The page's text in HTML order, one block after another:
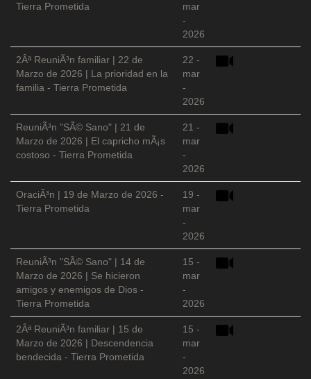
Tierra Prometida
mar
-
2026
2Âª ReuniÃ³n familiar | 22 de
Marzo de 2026 | La prioridad en la
familia - Tierra Prometida
22 -
mar
-
2026
ReuniÃ³n "SÃ© Sano" | 21 de
Marzo de 2026 | El capricho mÃ¡s
costoso - Tierra Prometida
21 -
mar
-
2026
OraciÃ³n | 19 de Marzo de 2026 -
Tierra Prometida
19 -
mar
-
2026
ReuniÃ³n "SÃ© Sano" | 14 de
Marzo de 2026 | Se hicieron
amigos y enemigos de Dios -
Tierra Prometida
15 -
mar
-
2026
2Âª ReuniÃ³n familiar | 15 de
Marzo de 2026 | Descendencia
bendecida - Tierra Prometida
15 -
mar
-
2026